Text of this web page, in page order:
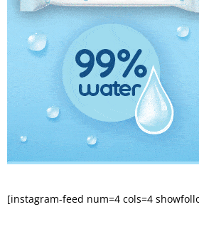
[instagram-feed num=4 cols=4